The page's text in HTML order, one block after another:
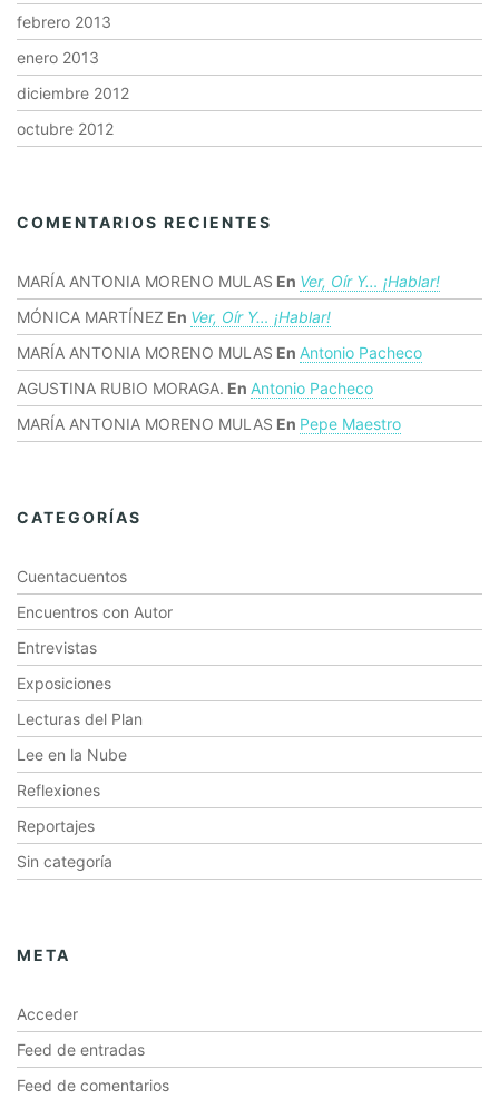
febrero 2013
enero 2013
diciembre 2012
octubre 2012
COMENTARIOS RECIENTES
MARÍA ANTONIA MORENO MULAS En Ver, Oír Y… ¡hablar!
MÓNICA MARTÍNEZ En Ver, Oír Y… ¡hablar!
MARÍA ANTONIA MORENO MULAS En Antonio Pacheco
AGUSTINA RUBIO MORAGA. En Antonio Pacheco
MARÍA ANTONIA MORENO MULAS En Pepe Maestro
CATEGORÍAS
Cuentacuentos
Encuentros con Autor
Entrevistas
Exposiciones
Lecturas del Plan
Lee en la Nube
Reflexiones
Reportajes
Sin categoría
META
Acceder
Feed de entradas
Feed de comentarios